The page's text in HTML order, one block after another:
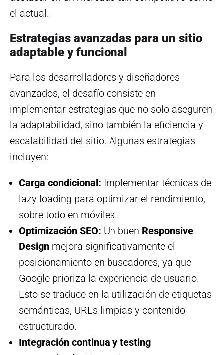
el actual.
Estrategias avanzadas para un sitio
adaptable y funcional
Para los desarrolladores y diseñadores
avanzados, el desafío consiste en
implementar estrategias que no solo aseguren
la adaptabilidad, sino también la eficiencia y
escalabilidad del sitio. Algunas estrategias
incluyen:
Carga condicional: Implementar técnicas de
lazy loading para optimizar el rendimiento,
sobre todo en móviles.
Optimización SEO: Un buen Responsive
Design mejora significativamente el
posicionamiento en buscadores, ya que
Google prioriza la experiencia de usuario.
Esto se traduce en la utilización de etiquetas
semánticas, URLs limpias y contenido
estructurado.
Integración continua y testing